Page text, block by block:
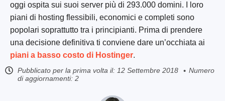
oggi ospita sui suoi server più di 293.000 domini. I loro
piani di hosting flessibili, economici e completi sono
popolari soprattutto tra i principianti. Prima di prendere
una decisione definitiva ti conviene dare un’occhiata ai
piani a basso costo di Hostinger.
Pubblicato per la prima volta il: 12 Settembre 2018
Numero
di aggiornamenti: 2